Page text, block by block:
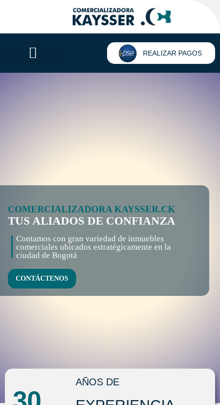
REALIZAR PAGOS
COMERCIALIZADORA KAYSSER.CK
TUS ALIADOS DE CONFIANZA
Contamos con gran variedad de inmuebles
comerciales ubicados estratégicamente en la
ciudad de Bogotá
CONTÁCTENOS
AÑOS DE